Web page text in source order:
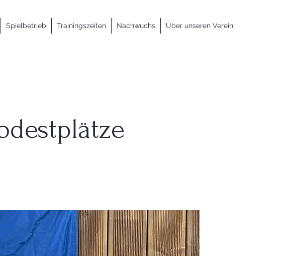
Spielbetrieb Trainingszeiten Nachwuchs Über unseren Verein